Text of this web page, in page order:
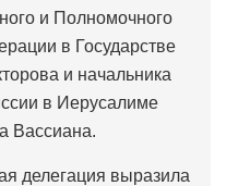
и Полномочного
в Государстве
и начальника
в Иерусалиме
Вассиана.
делегация выразила